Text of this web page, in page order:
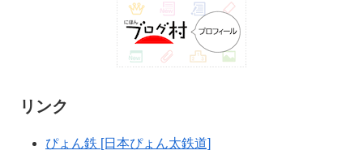
リンク
ぴょん鉄 [日本ぴょん太鉄道]